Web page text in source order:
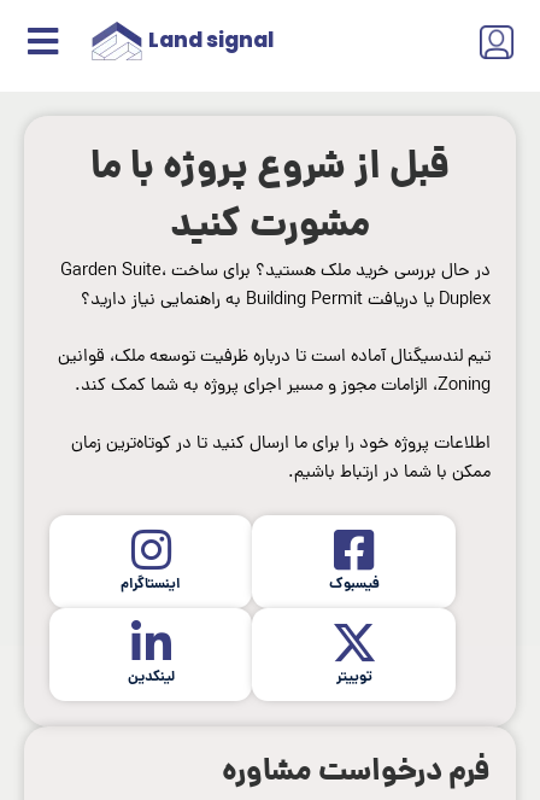
Land signal
قبل از شروع پروژه با ما
مشورت کنید
در حال بررسی خرید ملک هستید؟ برای ساخت Garden Suite،
Duplex یا دریافت Building Permit به راهنمایی نیاز دارید؟
تیم لندسیگنال آماده است تا درباره ظرفیت توسعه ملک، قوانین
Zoning، الزامات مجوز و مسیر اجرای پروژه به شما کمک کند.
اطلاعات پروژه خود را برای ما ارسال کنید تا در کوتاه‌ترین زمان
ممکن با شما در ارتباط باشیم.
اینستاگرام فیسبوک
لینکدین توییتر
فرم درخواست مشاوره